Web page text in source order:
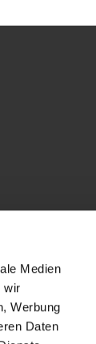
Medien
wir
Werbung
Daten